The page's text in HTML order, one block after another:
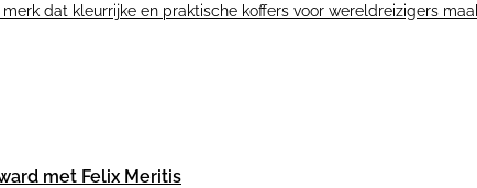
dat kleurrijke en praktische koffers voor wereldreizigers
met Felix Meritis